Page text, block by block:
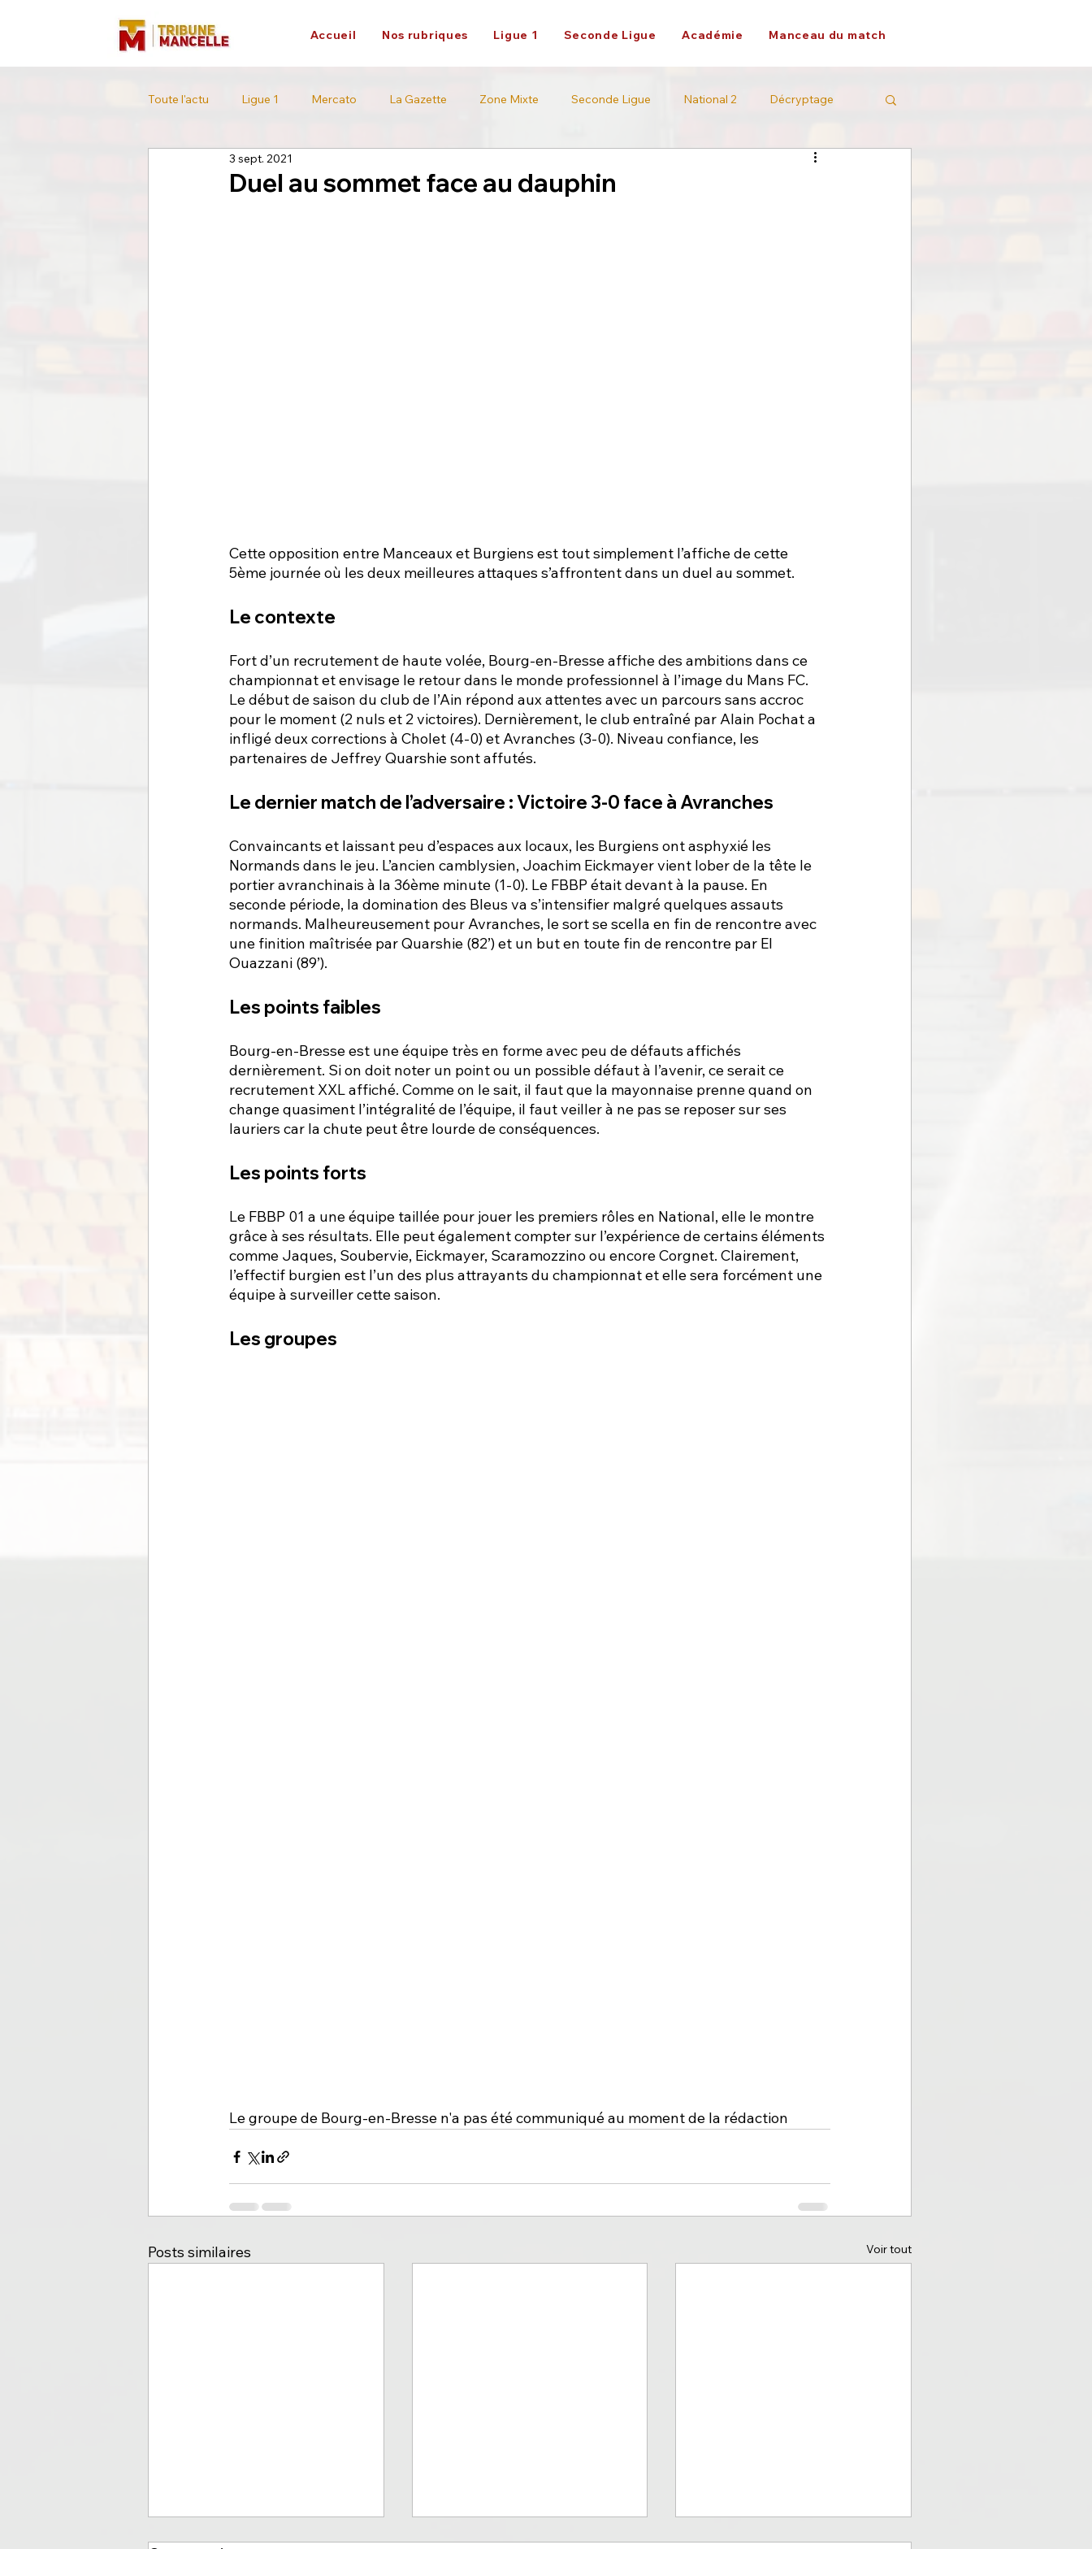
Accueil Nos rubriques Ligue 1 Seconde Ligue Académie Manceau du match
Toute l'actu Ligue 1 Mercato La Gazette Zone Mixte Seconde Ligue National 2 Décryptage
L'interview Tour de France
Duel au sommet face au dauphin
3 sept. 2021
Cette opposition entre Manceaux et Burgiens est tout simplement l’affiche de cette
5ème journée où les deux meilleures attaques s’affrontent dans un duel au sommet.
Le contexte
Fort d’un recrutement de haute volée, Bourg-en-Bresse affiche des ambitions dans ce
championnat et envisage le retour dans le monde professionnel à l’image du Mans FC.
Le début de saison du club de l’Ain répond aux attentes avec un parcours sans accroc
pour le moment (2 nuls et 2 victoires). Dernièrement, le club entraîné par Alain Pochat a
infligé deux corrections à Cholet (4-0) et Avranches (3-0). Niveau confiance, les
partenaires de Jeffrey Quarshie sont affutés.
Le dernier match de l’adversaire : Victoire 3-0 face à Avranches
Convaincants et laissant peu d’espaces aux locaux, les Burgiens ont asphyxié les
Normands dans le jeu. L’ancien camblysien, Joachim Eickmayer vient lober de la tête le
portier avranchinais à la 36ème minute (1-0). Le FBBP était devant à la pause. En
seconde période, la domination des Bleus va s’intensifier malgré quelques assauts
normands. Malheureusement pour Avranches, le sort se scella en fin de rencontre avec
une finition maîtrisée par Quarshie (82’) et un but en toute fin de rencontre par El
Ouazzani (89’).
Les points faibles
Bourg-en-Bresse est une équipe très en forme avec peu de défauts affichés
dernièrement. Si on doit noter un point ou un possible défaut à l’avenir, ce serait ce
recrutement XXL affiché. Comme on le sait, il faut que la mayonnaise prenne quand on
change quasiment l’intégralité de l’équipe, il faut veiller à ne pas se reposer sur ses
lauriers car la chute peut être lourde de conséquences.
Les points forts
Le FBBP 01 a une équipe taillée pour jouer les premiers rôles en National, elle le montre
grâce à ses résultats. Elle peut également compter sur l’expérience de certains éléments
comme Jaques, Soubervie, Eickmayer, Scaramozzino ou encore Corgnet. Clairement,
l’effectif burgien est l’un des plus attrayants du championnat et elle sera forcément une
équipe à surveiller cette saison.
Les groupes
Le groupe de Bourg-en-Bresse n'a pas été communiqué au moment de la rédaction
Posts similaires Voir tout